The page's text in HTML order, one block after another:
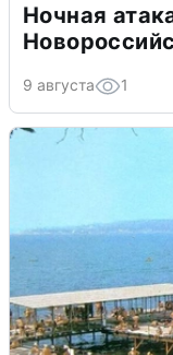
Ночная
9 августа 1